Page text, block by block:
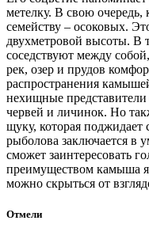
метелку. В свою
семейству – осоковых.
двухметровой высоты. В
соседствуют между
рек, озер и прудов
распространения
нехищные
червей и личинок. Но
щуку, которая поджидает
рыболова заключается в
сможет заинтересовать
преимуществом камыша
можно скрыться от
Отмели